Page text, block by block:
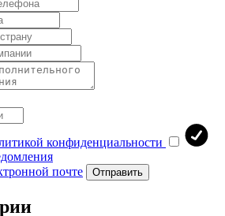
конфиденциальности
почте
Отправить